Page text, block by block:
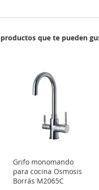
que te pueden
Grifo monomando
para cocina Osmosis
Borrás M2065C